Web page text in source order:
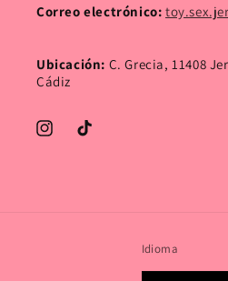
Correo electrónico:
Ubicación: C. Grecia, 11408
Cádiz
InstagramTikTok
Idioma